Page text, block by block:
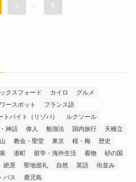
2 6
クスフォード カイロ
グルメ
ースポット
フランス語
トバイト（リゾバ）
ルクソール
神話 偉人 勉強法 国内旅行
天橋立
山 教会・聖堂 東京 桜・梅
歴史
港町 留学・海外生活 着物
砂の国
絶景 聖地巡礼 自然 英語
街並み
バス 鹿児島